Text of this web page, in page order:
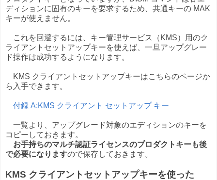
ディションに固有のキーを要求するため、共通キーの MAK
キーが使えません。
これを回避するには、キー管理サービス（KMS）用のク
ライアントセットアップキーを使えば、一旦アップグレー
ド操作は成功するようになります。
KMS クライアントセットアップキーはこちらのページか
ら入手できます。
付録 A:KMS クライアント セットアップ キー
一覧より、アップグレード対象のエディションのキーを
コピーしておきます。
お手持ちのマルチ認証ライセンスのプロダクトキーも後
で必要になりますので保存しておきます。
KMS クライアントセットアップキーを使った